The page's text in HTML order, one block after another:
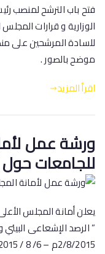
فتح باب الترشح لمنصب
الوزارية و قرارات
للسادة المرشحين على
موضح بالصور .
اقرأ المزيد
ورشة عمل
للجامعات حول
يعلن أمانة المجلس
” الرصد الإشعاعى البيئي
2/8/2015م – 6/ 8 / 2015م .